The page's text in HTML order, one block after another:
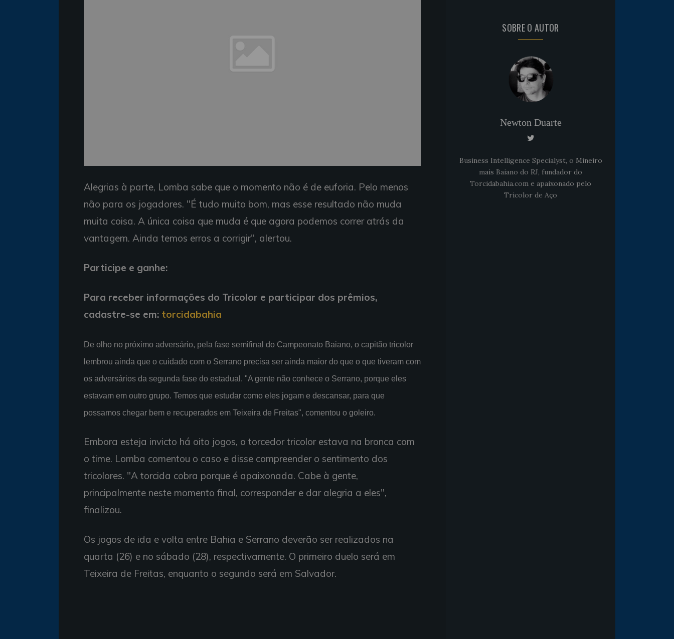
Alegrias à parte, Lomba sabe que o momento não é de euforia. Pelo menos
não para os jogadores. "É tudo muito bom, mas esse resultado não muda
muita coisa. A única coisa que muda é que agora podemos correr atrás da
vantagem. Ainda temos erros a corrigir", alertou.
Participe e ganhe:
Para receber informações do Tricolor e participar dos prêmios,
cadastre-se em: torcidabahia
De olho no próximo adversário, pela fase semifinal do Campeonato Baiano, o capitão tricolor
lembrou ainda que o cuidado com o Serrano precisa ser ainda maior do que o que tiveram com
os adversários da segunda fase do estadual. "A gente não conhece o Serrano, porque eles
estavam em outro grupo. Temos que estudar como eles jogam e descansar, para que
possamos chegar bem e recuperados em Teixeira de Freitas", comentou o goleiro.
Embora esteja invicto há oito jogos, o torcedor tricolor estava na bronca com
o time. Lomba comentou o caso e disse compreender o sentimento dos
tricolores. "A torcida cobra porque é apaixonada. Cabe à gente,
principalmente neste momento final, corresponder e dar alegria a eles",
finalizou.
Os jogos de ida e volta entre Bahia e Serrano deverão ser realizados na
quarta (26) e no sábado (28), respectivamente. O primeiro duelo será em
Teixeira de Freitas, enquanto o segundo será em Salvador.
SOBRE O AUTOR
Newton Duarte
Business Intelligence Specialyst, o Mineiro
mais Baiano do RJ, fundador do
Torcidabahia.com e apaixonado pelo
Tricolor de Aço